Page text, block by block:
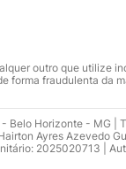
temperatura
quando o
que estejam
outro que utilize
forma fraudulenta da
Belo Horizonte - MG |
Ayres Azevedo
2025020713 |